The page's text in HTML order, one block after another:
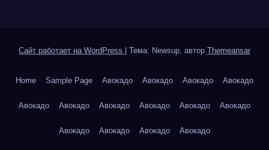
Сайт работает на WordPress | Тема: Newsup, автор Themeansar
Home Sample Page Авокадо Авокадо Авокадо Авокадо
Авокадо Авокадо Авокадо Авокадо Авокадо Авокадо
Авокадо Авокадо Авокадо Авокадо